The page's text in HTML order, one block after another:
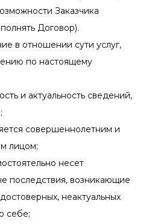
Заказчика
Договор).
в отношении сути услуг,
по настоящему
и актуальность сведений,
совершеннолетним и
лицом;
несет
последствия, возникающие
неактуальных
себе;